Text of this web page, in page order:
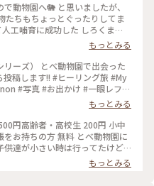
動物園へ🐘 と思いましたが、
ちもちょっとぐったりしてま
工哺育に成功した しろくま
うです🐻‍❄️💓 #私のことりっぷ旅
動物園
もっとみる
ーズ） とべ動物園で出会った
します!! #ヒーリング旅 #My
#キリトリセカイ #カメラもっとみる
円高齢者・高校生 200円 小中
の方 無料 とべ動物園に
達が小さい時は行ってたけど
ってきました。 とべ動物園と
22歳になってました〜!! あっ(*ﾟ
もっとみる